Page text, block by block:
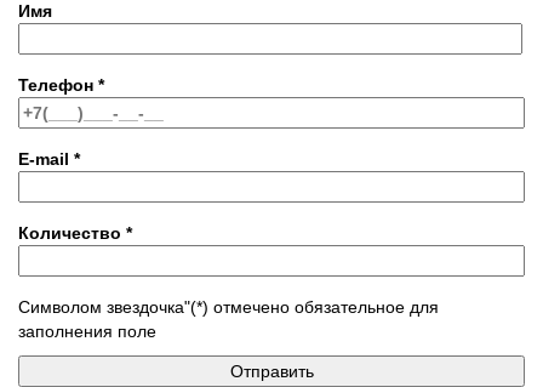
Имя
Телефон *
E-mail *
Количество *
Символом звездочка"(*) отмечено обязательное для
заполнения поле